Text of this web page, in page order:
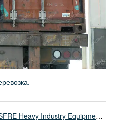
Heavy Industry Equipment Co., Ltd.